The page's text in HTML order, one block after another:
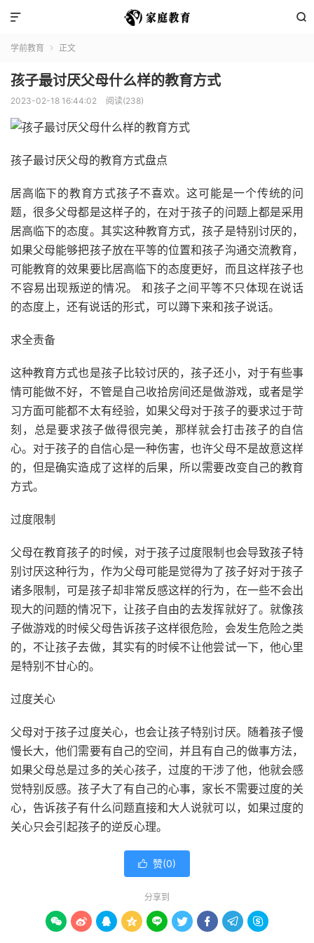


学前教育  正文
孩子最讨厌父母什么样的教育方式
2023-02-18 16:44:02 阅读(238)
孩子最讨厌父母的教育方式盘点
居高临下的教育方式孩子不喜欢。这可能是一个传统的问
题，很多父母都是这样子的，在对于孩子的问题上都是采用
居高临下的态度。其实这种教育方式，孩子是特别讨厌的，
如果父母能够把孩子放在平等的位置和孩子沟通交流教育，
可能教育的效果要比居高临下的态度更好，而且这样孩子也
不容易出现叛逆的情况。 和孩子之间平等不只体现在说话
的态度上，还有说话的形式，可以蹲下来和孩子说话。
求全责备
这种教育方式也是孩子比较讨厌的，孩子还小，对于有些事
情可能做不好，不管是自己收拾房间还是做游戏，或者是学
习方面可能都不太有经验，如果父母对于孩子的要求过于苛
刻，总是要求孩子做得很完美，那样就会打击孩子的自信
心。对于孩子的自信心是一种伤害，也许父母不是故意这样
的，但是确实造成了这样的后果，所以需要改变自己的教育
方式。
过度限制
父母在教育孩子的时候，对于孩子过度限制也会导致孩子特
别讨厌这种行为，作为父母可能是觉得为了孩子好对于孩子
诸多限制，可是孩子却非常反感这样的行为，在一些不会出
现大的问题的情况下，让孩子自由的去发挥就好了。就像孩
子做游戏的时候父母告诉孩子这样很危险，会发生危险之类
的，不让孩子去做，其实有的时候不让他尝试一下，他心里
是特别不甘心的。
过度关心
父母对于孩子过度关心，也会让孩子特别讨厌。随着孩子慢
慢长大，他们需要有自己的空间，并且有自己的做事方法，
如果父母总是过多的关心孩子，过度的干涉了他，他就会感
觉特别反感。孩子大了有自己的心事，家长不需要过度的关
心，告诉孩子有什么问题直接和大人说就可以，如果过度的
关心只会引起孩子的逆反心理。
 赞(0)
分享到
        